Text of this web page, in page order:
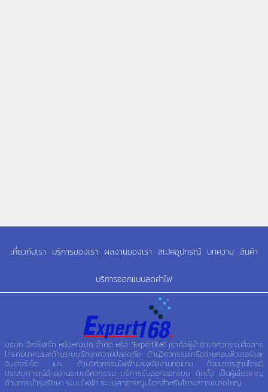
เกี่ยวกับเรา บริการของเรา ผลงานของเรา สเปคอุปกรณ์ บทความ สินค้า
บริการออกแบบลดค่าไฟ
บริษัท เอ็กซ์เพิร์ท หนึ่งหกแปด จำกัด หรือ “Expert168” เราคือผู้นำด้านวิศวกรรมสื่อสาร
โทรคมนาคมและด้านระบบรักษาความปลอดภัย .ด้านวิศวกรรมเครือข่ายคอมพิวเตอร์และ
อินเตอร์เน็ต และ ด้านวิศวกรรมไฟฟ้าและพลังงานทดแทน ด้วยมาตรฐานโดยมี
ประสบการณ์ด้านงานระบบวิศวกรรม บริการรับออกออกแบบ ติดตั้ง เป็นผู้เชี่ยวชาญ
ด้านการบำรุงรักษา ระบบไฟฟ้า ระบบสาธารณูปโภคสำหรับโครงการขนาดใหญ่